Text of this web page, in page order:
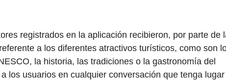
registrados en la aplicación recibieron, por parte de
a los diferentes atractivos turísticos, como son
la historia, las tradiciones o la gastronomía del
los usuarios en cualquier conversación que tenga lugar